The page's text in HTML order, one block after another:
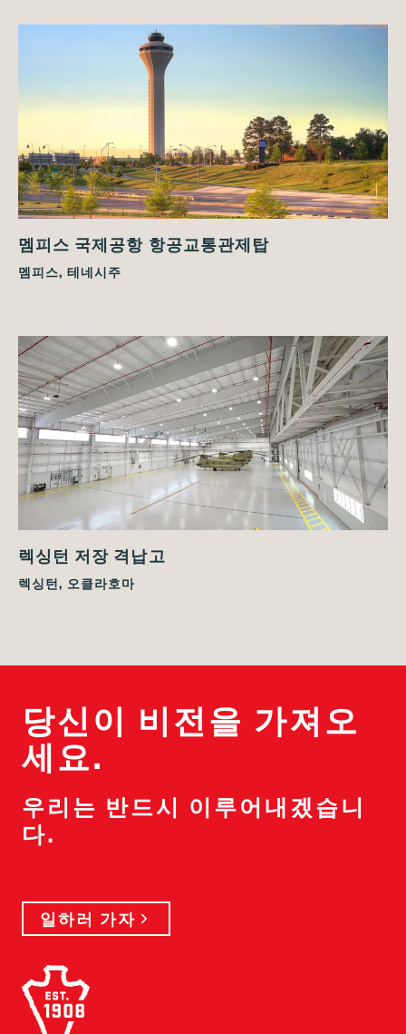
멤피스 국제공항 항공교통관제탑
멤피스, 테네시주
렉싱턴 저장 격납고
렉싱턴, 오클라호마
당신이 비전을 가져오
세요.
우리는 반드시 이루어내겠습니
다.
일하러 가자